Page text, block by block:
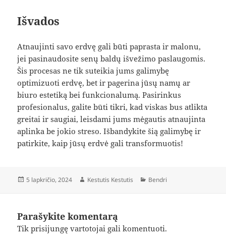
Išvados
Atnaujinti savo erdvę gali būti paprasta ir malonu,
jei pasinaudosite senų baldų išvežimo paslaugomis.
Šis procesas ne tik suteikia jums galimybę
optimizuoti erdvę, bet ir pagerina jūsų namų ar
biuro estetiką bei funkcionalumą. Pasirinkus
profesionalus, galite būti tikri, kad viskas bus atlikta
greitai ir saugiai, leisdami jums mėgautis atnaujinta
aplinka be jokio streso. Išbandykite šią galimybę ir
patirkite, kaip jūsų erdvė gali transformuotis!
Paskelbta
5 lapkričio, 2024 Autorius
Kestutis Kestutis Kategorijos
Bendri
Parašykite komentarą
Tikprisijungę vartotojai gali komentuoti.